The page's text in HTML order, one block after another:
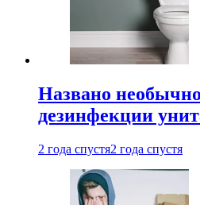
Названо
дезинфекции
2 года спустя2 года спустя